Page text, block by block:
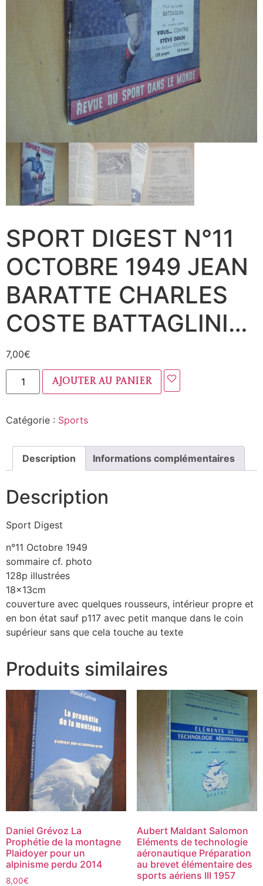
SPORT DIGEST N°11
OCTOBRE 1949 JEAN
BARATTE CHARLES
COSTE BATTAGLINI…
7,00€
Ajouter au panier
Catégorie : Sports
Description Informations complémentaires
Description
Sport Digest
n°11 Octobre 1949
sommaire cf. photo
128p illustrées
18x13cm
couverture avec quelques rousseurs, intérieur propre et
en bon état sauf p117 avec petit manque dans le coin
supérieur sans que cela touche au texte
Produits similaires
Daniel Grévoz La
Prophétie de la montagne
Plaidoyer pour un
alpinisme perdu 2014
8,00€
Aubert Maldant Salomon
Eléments de technologie
aéronautique Préparation
au brevet élémentaire des
sports aériens III 1957